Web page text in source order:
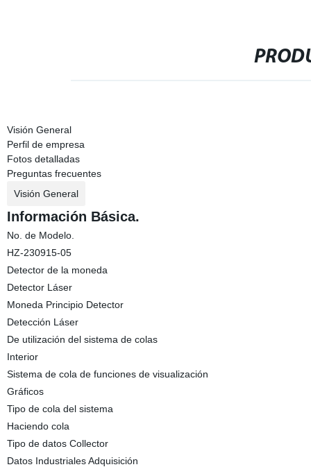
Visión General
Perfil de empresa
Fotos detalladas
Preguntas frecuentes
Visión General
Información Básica.
No. de Modelo.
HZ-230915-05
Detector de la moneda
Detector Láser
Moneda Principio Detector
Detección Láser
De utilización del sistema de colas
Interior
Sistema de cola de funciones de visualización
Gráficos
Tipo de cola del sistema
Haciendo cola
Tipo de datos Collector
Datos Industriales Adquisición